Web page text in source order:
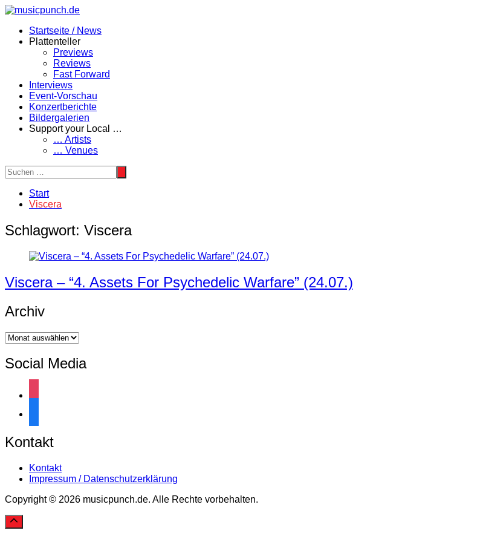
Zum
springenStartseite / News
Plattenteller
Previews
Reviews
Fast Forward
Interviews
Event-Vorschau
Konzertberichte
Bildergalerien
Support your Local …
… Artists
… Venues
Start
Viscera
Schlagwort: Viscera
Viscera – “4. Assets For Psychedelic Warfare” (24.07.)
Archiv
Archiv
Social Media
Kontakt
Kontakt
Impressum / Datenschutzerklärung
Copyright © 2026 musicpunch.de. Alle Rechte vorbehalten.